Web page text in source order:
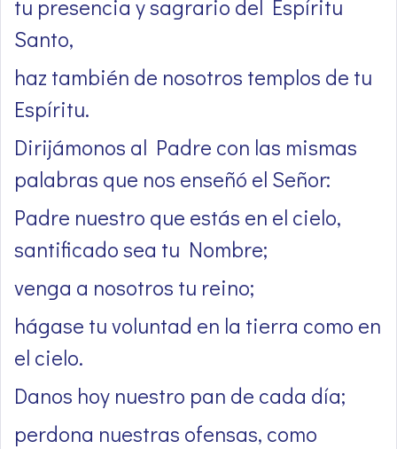
tu presencia y sagrario del Espíritu
Santo,
haz también de nosotros templos de tu
Espíritu.
Dirijámonos al Padre con las mismas
palabras que nos enseñó el Señor:
Padre nuestro que estás en el cielo,
santificado sea tu Nombre;
venga a nosotros tu reino;
hágase tu voluntad en la tierra como en
el cielo.
Danos hoy nuestro pan de cada día;
perdona nuestras ofensas, como